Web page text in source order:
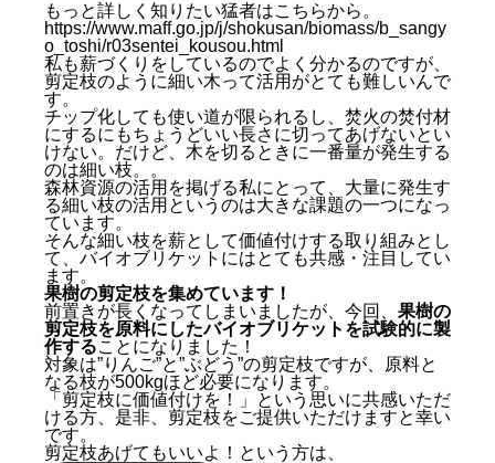
もっと詳しく知りたい猛者はこちらから。
https://www.maff.go.jp/j/shokusan/biomass/b_sangy
o_toshi/r03sentei_kousou.html
私も薪づくりをしているのでよく分かるのですが、
剪定枝のように細い木って活用がとても難しいんで
す。
チップ化しても使い道が限られるし、焚火の焚付材
にするにもちょうどいい長さに切ってあげないとい
けない。だけど、木を切るときに一番量が発生する
のは細い枝。。
森林資源の活用を掲げる私にとって、大量に発生す
る細い枝の活用というのは大きな課題の一つになっ
ています。
そんな細い枝を薪として価値付けする取り組みとし
て、バイオブリケットにはとても共感・注目してい
ます。
果樹の剪定枝を集めています！
前置きが長くなってしまいましたが、今回、 果樹の
剪定枝を原料にしたバイオブリケットを試験的に製
作することになりました！
対象は”りんご”と”ぶどう”の剪定枝ですが、原料と
なる枝が500kgほど必要になります。
「剪定枝に価値付けを！」という思いに共感いただ
ける方、是非、剪定枝をご提供いただけますと幸い
です。
剪定枝あげてもいいよ！という方は、